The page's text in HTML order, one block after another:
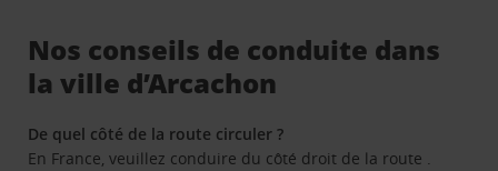
Nos conseils de conduite dans
la ville d’Arcachon
De quel côté de la route circuler ?
En France, veuillez conduire du côté droit de la route .